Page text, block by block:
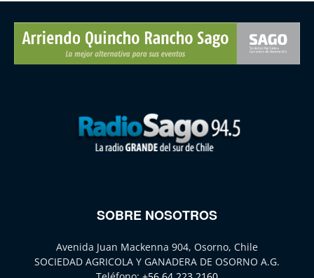
SOBRE NOSOTROS
Avenida Juan Mackenna 904, Osorno, Chile
SOCIEDAD AGRICOLA Y GANADERA DE OSORNO A.G.